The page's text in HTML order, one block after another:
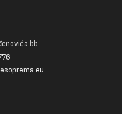
bb